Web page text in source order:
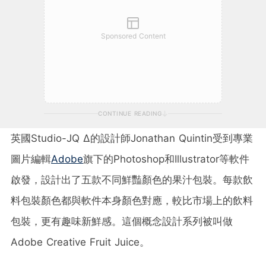
Sponsored Content
CONTINUE READING
英國Studio-JQ ∆的設計師Jonathan Quintin受到專業
圖片編輯Adobe旗下的Photoshop和Illustrator等軟件
啟發，設計出了五款不同鮮豔顏色的果汁包裝。每款飲
料包裝顏色都與軟件本身顏色對應，較比市場上的飲料
包裝，更有趣味新鮮感。這個概念設計系列被叫做
Adobe Creative Fruit Juice。